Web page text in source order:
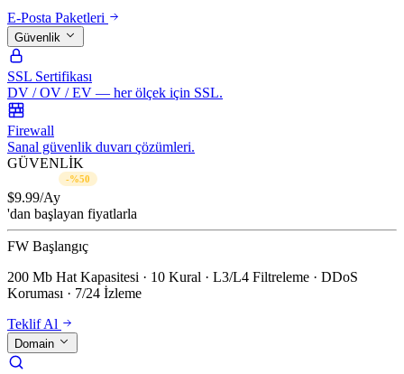
E-Posta Paketleri
Güvenlik
SSL Sertifikası
DV / OV / EV — her ölçek için SSL.
Firewall
Sanal güvenlik duvarı çözümleri.
GÜVENLİK
-%50
$9.99/Ay
'dan başlayan fiyatlarla
FW Başlangıç
200 Mb Hat Kapasitesi · 10 Kural · L3/L4 Filtreleme · DDoS
Koruması · 7/24 İzleme
Teklif Al
Domain